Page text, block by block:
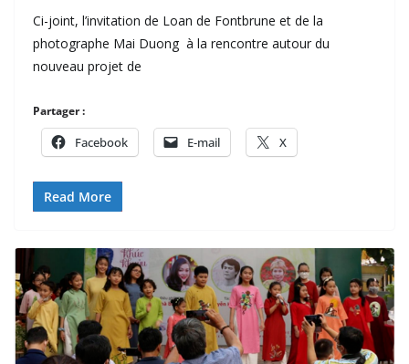
Ci-joint, l’invitation de Loan de Fontbrune et de la
photographe Mai Duong à la rencontre autour du
nouveau projet de
Partager :
Facebook E-mail X
Read More